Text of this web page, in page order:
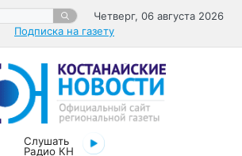
Четверг, 06 августа 2026
Подписка на газету
Слушать
Радио КН